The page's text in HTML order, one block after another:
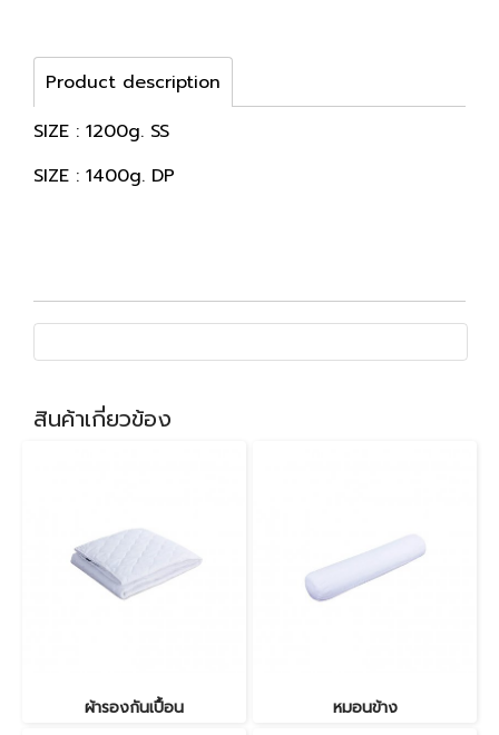
Product description
SIZE : 1200g. SS
SIZE : 1400g. DP
สินค้าเกี่ยวข้อง
ผ้ารองกันเปื้อน หมอนข้าง